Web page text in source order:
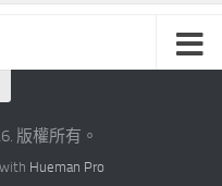
版權所有。
Hueman Pro